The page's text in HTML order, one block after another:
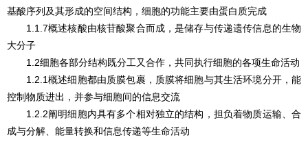
基酸序列及其形成的空间结构，细胞的功能主要由蛋白质完成
1.1.7概述核酸由核苷酸聚合而成，是储存与传递遗传信息的生物
大分子
1.2细胞各部分结构既分工又合作，共同执行细胞的各项生命活动
1.2.1概述细胞都由质膜包裹，质膜将细胞与其生活环境分开，能
控制物质进出，并参与细胞间的信息交流
1.2.2阐明细胞内具有多个相对独立的结构，担负着物质运输、合
成与分解、能量转换和信息传递等生命活动